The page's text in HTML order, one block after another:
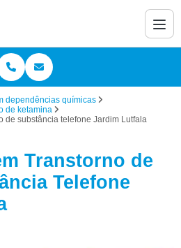
dependências químicas
de ketamina
de substância telefone Jardim Lutfala
Transtorno de
Telefone